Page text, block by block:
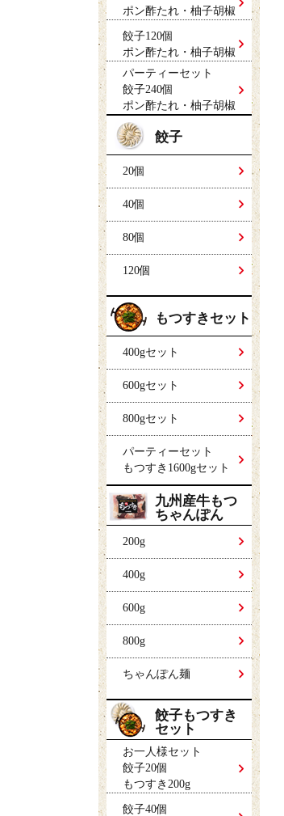
ポン酢たれ・柚子胡椒
餃子120個
ポン酢たれ・柚子胡椒
パーティーセット
餃子240個
ポン酢たれ・柚子胡椒
餃子
20個
40個
80個
120個
もつすきセット
400gセット
600gセット
800gセット
パーティーセット
もつすき1600gセット
九州産牛もつ
ちゃんぽん
200g
400g
600g
800g
ちゃんぽん麺
餃子もつすき
セット
お一人様セット
餃子20個
もつすき200g
餃子40個